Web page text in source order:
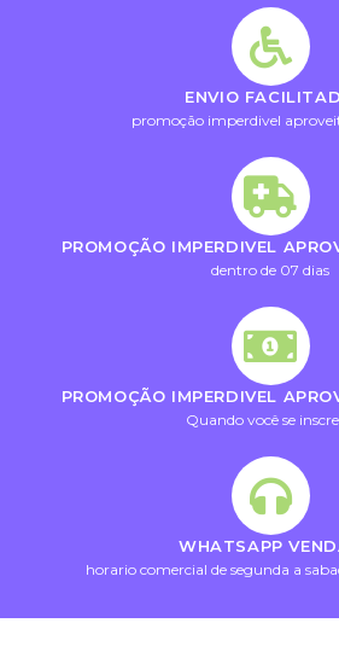
ENVIO
promoção imperdivel
PROMOÇÃO IMPERDIVEL
dentro de 07 dias
PROMOÇÃO IMPERDIVEL
Quando você se
WHATSAPP
horario comercial de segunda a